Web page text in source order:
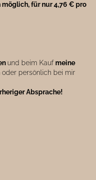
für nur 4,76 € pro
und beim Kaufmeine
oder persönlich bei mir
Absprache!